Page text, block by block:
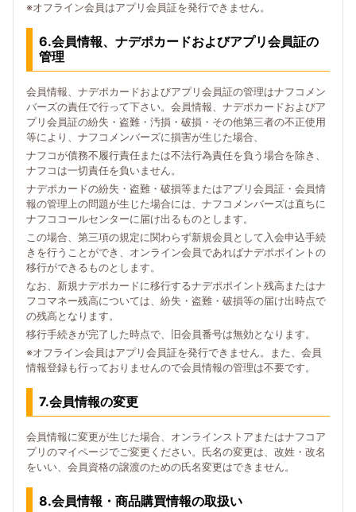
※オフライン会員はアプリ会員証を発行できません。
6.会員情報、ナデポカードおよびアプリ会員証の
管理
会員情報、ナデポカードおよびアプリ会員証の管理はナフコメン
バーズの責任で行って下さい。会員情報、ナデポカードおよびア
プリ会員証の紛失・盗難・汚損・破損・その他第三者の不正使用
等により、ナフコメンバーズに損害が生じた場合、
ナフコが債務不履行責任または不法行為責任を負う場合を除き、
ナフコは一切責任を負いません。
ナデポカードの紛失・盗難・破損等またはアプリ会員証・会員情
報の管理上の問題が生じた場合には、ナフコメンバーズは直ちに
ナフココールセンターに届け出るものとします。
この場合、第三項の規定に関わらず新規会員として入会申込手続
きを行うことができ、オンライン会員であればナデポポイントの
移行ができるものとします。
なお、新規ナデポカードに移行するナデポポイント残高またはナ
フコマネー残高については、紛失・盗難・破損等の届け出時点で
の残高となります。
移行手続きが完了した時点で、旧会員番号は無効となります。
※オフライン会員はアプリ会員証を発行できません。また、会員
情報登録も行っておりませんので会員情報の管理は不要です。
7.会員情報の変更
会員情報に変更が生じた場合、オンラインストアまたはナフコア
プリのマイページでご変更ください。氏名の変更は、改姓・改名
をいい、会員資格の譲渡のための氏名変更はできません。
8.会員情報・商品購買情報の取扱い